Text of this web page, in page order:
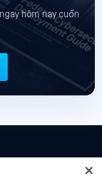
hôm nay cuốn